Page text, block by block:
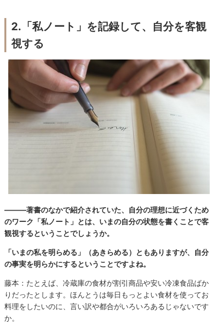
2.「私ノート」を記録して、自分を客観
視する
―――著書のなかで紹介されていた、自分の理想に近づくため
のワーク「私ノート」とは、いまの自分の状態を書くことで客
観視するということでしょうか。
「いまの私を明らめる」（あきらめる）ともありますが、自分
の事実を明らかにするということですよね。
藤本：たとえば、冷蔵庫の食材が割引商品や安い冷凍食品ばか
りだったとします。ほんとうは毎日もっとよい食材を使ってお
料理をしたいのに、言い訳や都合がいろいろあるじゃないです
か。